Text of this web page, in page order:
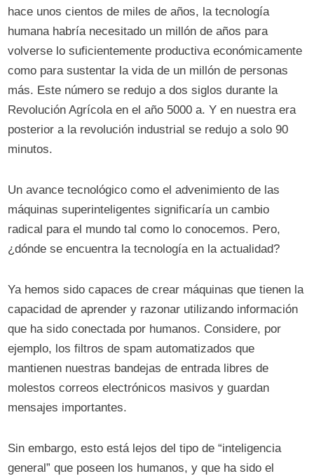
hace unos cientos de miles de años, la tecnología
humana habría necesitado un millón de años para
volverse lo suficientemente productiva económicamente
como para sustentar la vida de un millón de personas
más. Este número se redujo a dos siglos durante la
Revolución Agrícola en el año 5000 a. Y en nuestra era
posterior a la revolución industrial se redujo a solo 90
minutos.
Un avance tecnológico como el advenimiento de las
máquinas superinteligentes significaría un cambio
radical para el mundo tal como lo conocemos. Pero,
¿dónde se encuentra la tecnología en la actualidad?
Ya hemos sido capaces de crear máquinas que tienen la
capacidad de aprender y razonar utilizando información
que ha sido conectada por humanos. Considere, por
ejemplo, los filtros de spam automatizados que
mantienen nuestras bandejas de entrada libres de
molestos correos electrónicos masivos y guardan
mensajes importantes.
Sin embargo, esto está lejos del tipo de “inteligencia
general” que poseen los humanos, y que ha sido el